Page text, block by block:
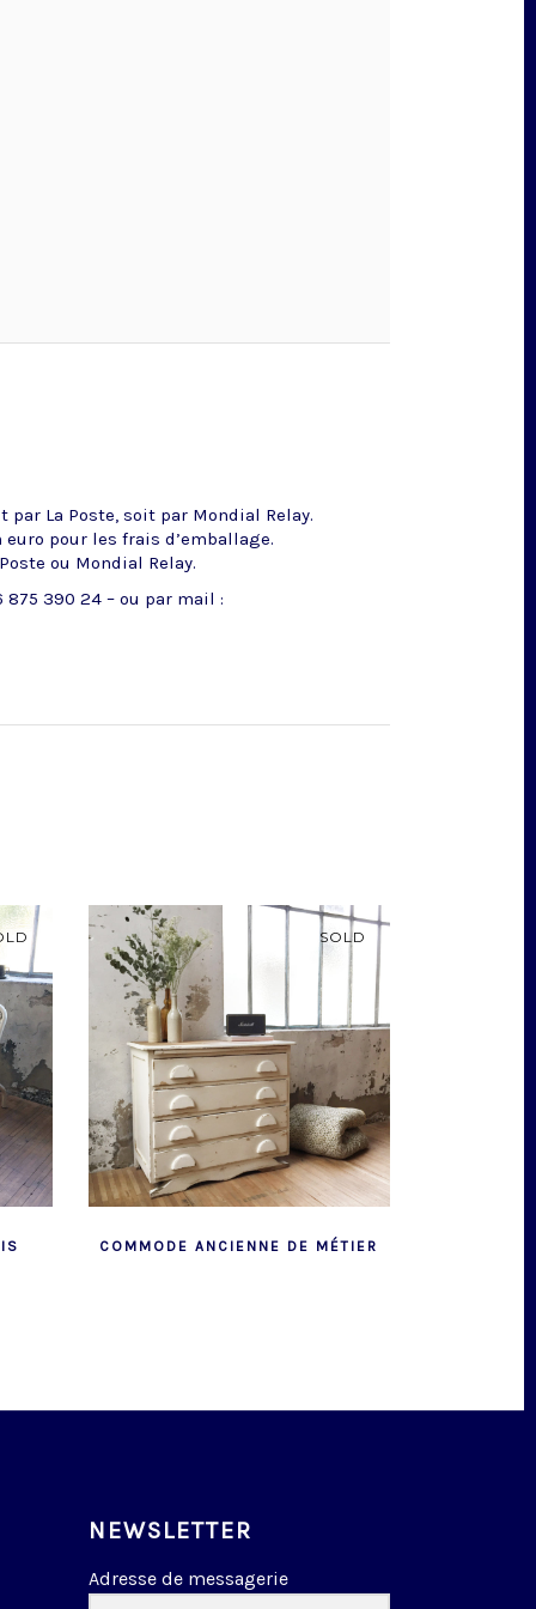
La Poste, soit par Mondial Relay.
pour les frais d’emballage.
ou Mondial Relay.
390 24 – ou par mail :
SOLD
COMMODE ANCIENNE DE MÉTIER
NEWSLETTER
Adresse de messagerie